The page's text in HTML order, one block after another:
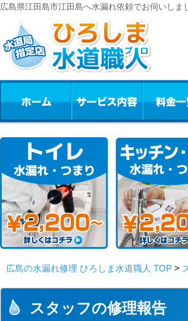
広島県江田島市江田島へ水漏れ依頼でお伺いしま
広島の水漏れ修理 ひろしま水道職人 TOP >
スタッフの修理報告